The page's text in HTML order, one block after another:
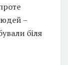
–
біля